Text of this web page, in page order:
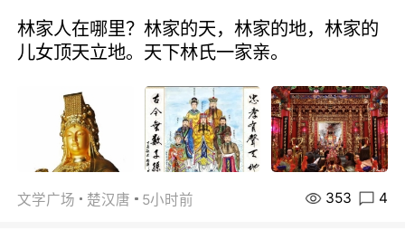
林家人在哪里？林家的天，林家的地，林家的
儿女顶天立地。天下林氏一家亲。
文学广场 楚汉唐 5小时前 353 4